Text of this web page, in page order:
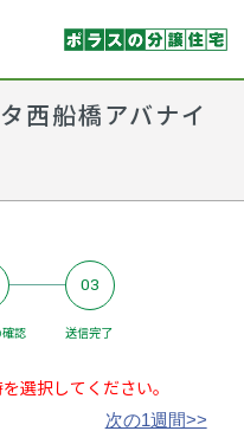
西船橋アバナイ
認
03
送信完了
選択してください。
次の1週間>>